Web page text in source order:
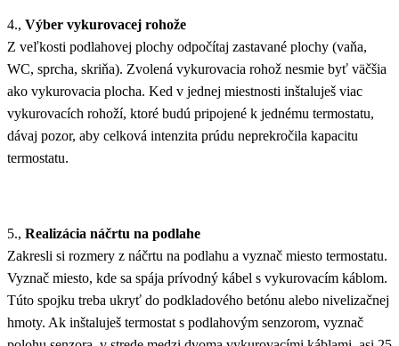
4., Výber vykurovacej rohože
Z veľkosti podlahovej plochy odpočítaj zastavané plochy (vaňa,
WC, sprcha, skriňa). Zvolená vykurovacia rohož nesmie byť väčšia
ako vykurovacia plocha. Ked v jednej miestnosti inštaluješ viac
vykurovacích rohoží, ktoré budú pripojené k jednému termostatu,
dávaj pozor, aby celková intenzita prúdu neprekročila kapacitu
termostatu.
5., Realizácia náčrtu na podlahe
Zakresli si rozmery z náčrtu na podlahu a vyznač miesto termostatu.
Vyznač miesto, kde sa spája prívodný kábel s vykurovacím káblom.
Túto spojku treba ukryť do podkladového betónu alebo nivelizačnej
hmoty. Ak inštaluješ termostat s podlahovým senzorom, vyznač